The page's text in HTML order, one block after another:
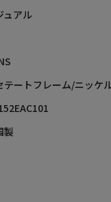
ュアル
テートフレーム/ニッケ
製